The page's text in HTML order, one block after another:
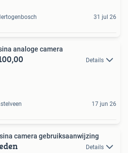
31 jul 26
analoge camera
Details
17 jun 26
camera gebruiksaanwijzing
Details